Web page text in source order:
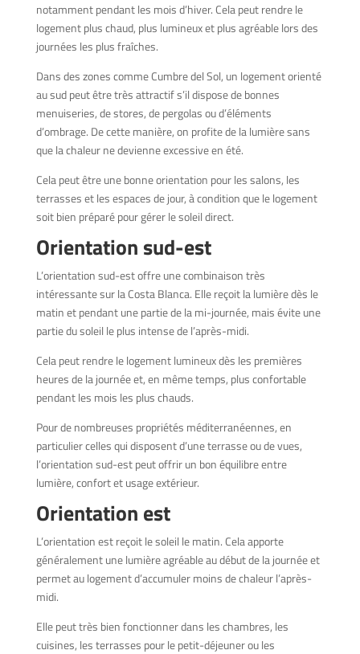
notamment pendant les mois d’hiver. Cela peut rendre le
logement plus chaud, plus lumineux et plus agréable lors des
journées les plus fraîches.
Dans des zones comme Cumbre del Sol, un logement orienté
au sud peut être très attractif s’il dispose de bonnes
menuiseries, de stores, de pergolas ou d’éléments
d’ombrage. De cette manière, on profite de la lumière sans
que la chaleur ne devienne excessive en été.
Cela peut être une bonne orientation pour les salons, les
terrasses et les espaces de jour, à condition que le logement
soit bien préparé pour gérer le soleil direct.
Orientation sud-est
L’orientation sud-est offre une combinaison très
intéressante sur la Costa Blanca. Elle reçoit la lumière dès le
matin et pendant une partie de la mi-journée, mais évite une
partie du soleil le plus intense de l’après-midi.
Cela peut rendre le logement lumineux dès les premières
heures de la journée et, en même temps, plus confortable
pendant les mois les plus chauds.
Pour de nombreuses propriétés méditerranéennes, en
particulier celles qui disposent d’une terrasse ou de vues,
l’orientation sud-est peut offrir un bon équilibre entre
lumière, confort et usage extérieur.
Orientation est
L’orientation est reçoit le soleil le matin. Cela apporte
généralement une lumière agréable au début de la journée et
permet au logement d’accumuler moins de chaleur l’après-
midi.
Elle peut très bien fonctionner dans les chambres, les
cuisines, les terrasses pour le petit-déjeuner ou les